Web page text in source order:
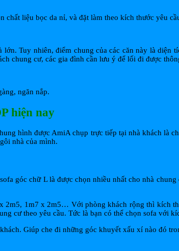
chất liệu bọc da nỉ, và đặt làm theo kích thước yêu
Tuy nhiên, điểm chung của các căn này là diện
chung cư, các gia đình cần lưu ý để lối đi được
ngăn nắp.
hiện nay
hình được AmiA chụp trực tiếp tại nhà khách là
nhà của mình.
góc chữ L là được chọn nhiều nhất cho nhà
1m7 x 2m5… Với phòng khách rộng thì kích
cư theo yêu cầu. Tức là bạn có thể chọn sofa với
Giúp che đi những góc khuyết xấu xí nào đó